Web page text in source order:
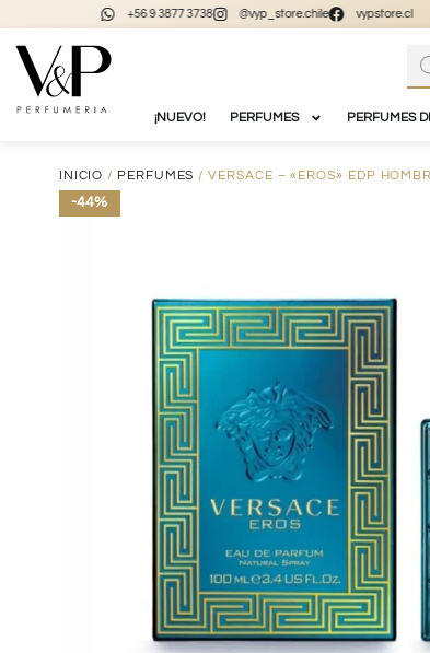
+56 9 3877 3738 @vyp_store.chile vypstore.cl
¡NUEVO! PERFUMES PERFUMES
INICIO / PERFUMES / VERSACE – «EROS» EDP
-44%